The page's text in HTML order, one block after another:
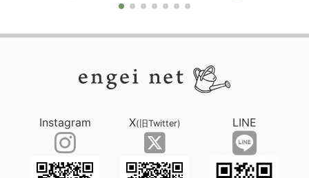
Instagram X(旧Twitter) LINE